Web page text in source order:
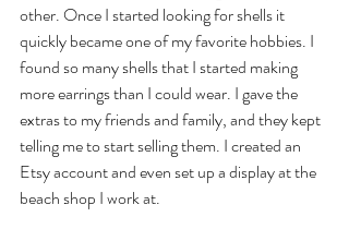
other. Once I started looking for shells it
quickly became one of my favorite hobbies. I
found so many shells that I started making
more earrings than I could wear. I gave the
extras to my friends and family, and they kept
telling me to start selling them. I created an
Etsy account and even set up a display at the
beach shop I work at.